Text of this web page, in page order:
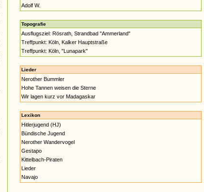
Adolf W.
Topografie
Ausflugsziel: Rösrath, Strandbad "Ammerland"
Treffpunkt: Köln, Kalker Hauptstraße
Treffpunkt: Köln, "Lunapark"
Lieder
Nerother Bummler
Hohe Tannen weisen die Sterne
Wir lagen kurz vor Madagaskar
Lexikon
Hitlerjugend (HJ)
Bündische Jugend
Nerother Wandervogel
Gestapo
Kittelbach-Piraten
Lieder
Navajo